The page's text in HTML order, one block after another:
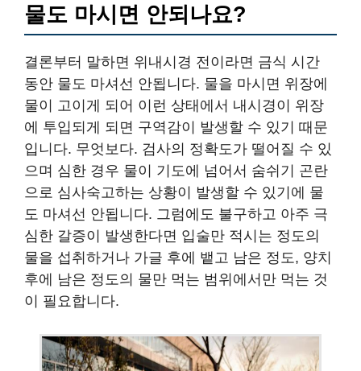
물도 마시면 안되나요?
결론부터 말하면 위내시경 전이라면 금식 시간
동안 물도 마셔선 안됩니다. 물을 마시면 위장에
물이 고이게 되어 이런 상태에서 내시경이 위장
에 투입되게 되면 구역감이 발생할 수 있기 때문
입니다. 무엇보다. 검사의 정확도가 떨어질 수 있
으며 심한 경우 물이 기도에 넘어서 숨쉬기 곤란
으로 심사숙고하는 상황이 발생할 수 있기에 물
도 마셔선 안됩니다. 그럼에도 불구하고 아주 극
심한 갈증이 발생한다면 입술만 적시는 정도의
물을 섭취하거나 가글 후에 뱉고 남은 정도, 양치
후에 남은 정도의 물만 먹는 범위에서만 먹는 것
이 필요합니다.